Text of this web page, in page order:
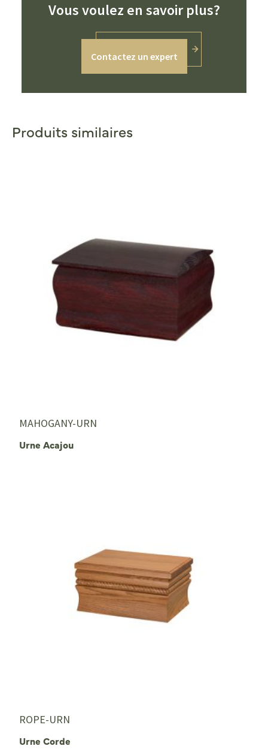
Vous voulez en savoir plus?
Contactez un expert
Produits similaires
MAHOGANY-URN
Urne Acajou
ROPE-URN
Urne Corde